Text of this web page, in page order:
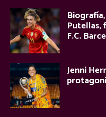
Putellas,
F.C.
Jenni